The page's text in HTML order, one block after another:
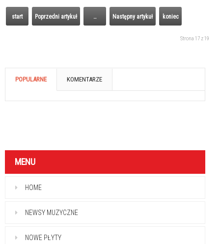
start Poprzedni artykuł … Następny artykuł koniec
Strona 17 z 19
POPULARNE KOMENTARZE
MENU
HOME
NEWSY MUZYCZNE
NOWE PŁYTY